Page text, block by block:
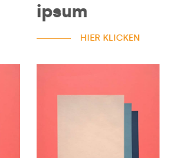
ipsum
HIER KLICKEN